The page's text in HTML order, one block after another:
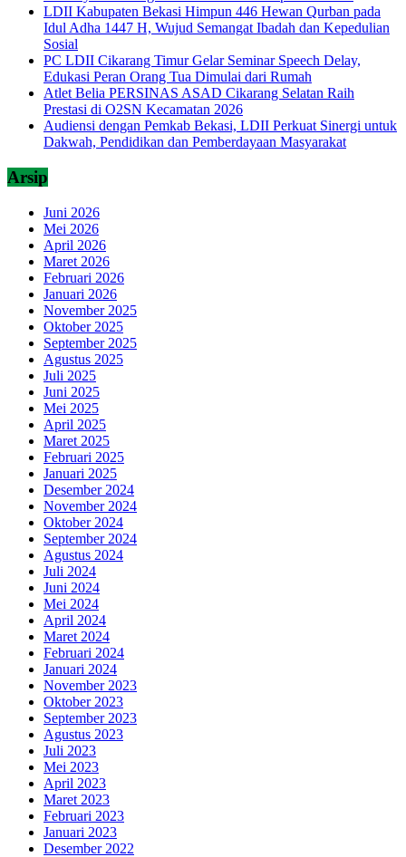
LDII Kabupaten Bekasi Himpun 446 Hewan Qurban pada
Idul Adha 1447 H, Wujud Semangat Ibadah dan Kepedulian
Sosial
PC LDII Cikarang Timur Gelar Seminar Speech Delay,
Edukasi Peran Orang Tua Dimulai dari Rumah
Atlet Belia PERSINAS ASAD Cikarang Selatan Raih
Prestasi di O2SN Kecamatan 2026
Audiensi dengan Pemkab Bekasi, LDII Perkuat Sinergi untuk
Dakwah, Pendidikan dan Pemberdayaan Masyarakat
Arsip
Juni 2026
Mei 2026
April 2026
Maret 2026
Februari 2026
Januari 2026
November 2025
Oktober 2025
September 2025
Agustus 2025
Juli 2025
Juni 2025
Mei 2025
April 2025
Maret 2025
Februari 2025
Januari 2025
Desember 2024
November 2024
Oktober 2024
September 2024
Agustus 2024
Juli 2024
Juni 2024
Mei 2024
April 2024
Maret 2024
Februari 2024
Januari 2024
November 2023
Oktober 2023
September 2023
Agustus 2023
Juli 2023
Mei 2023
April 2023
Maret 2023
Februari 2023
Januari 2023
Desember 2022